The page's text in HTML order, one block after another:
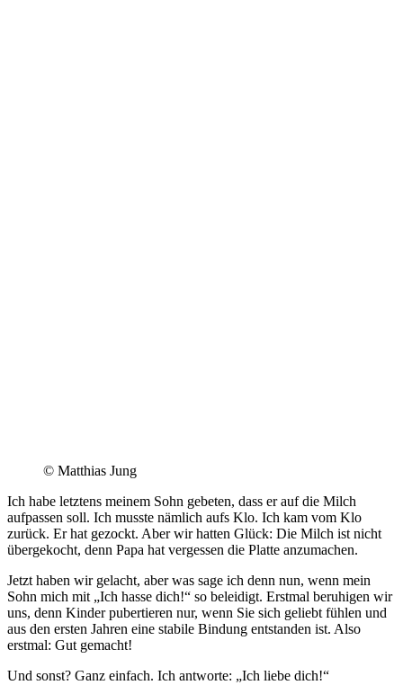
© Matthias Jung
Ich habe letztens meinem Sohn gebeten, dass er auf die Milch
aufpassen soll. Ich musste nämlich aufs Klo. Ich kam vom Klo
zurück. Er hat gezockt. Aber wir hatten Glück: Die Milch ist nicht
übergekocht, denn Papa hat vergessen die Platte anzumachen.
Jetzt haben wir gelacht, aber was sage ich denn nun, wenn mein
Sohn mich mit „Ich hasse dich!“ so beleidigt. Erstmal beruhigen wir
uns, denn Kinder pubertieren nur, wenn Sie sich geliebt fühlen und
aus den ersten Jahren eine stabile Bindung entstanden ist. Also
erstmal: Gut gemacht!
Und sonst? Ganz einfach. Ich antworte: „Ich liebe dich!“